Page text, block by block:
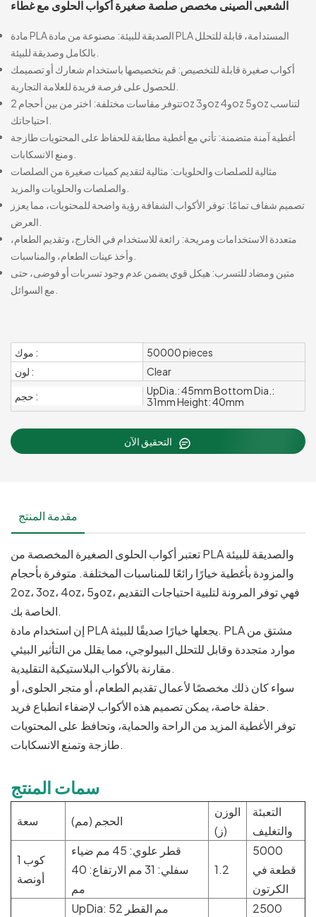
الشعبى الصينى مخصص صلصة صغيرة أكواب الحلوى مع غطاء
مادة PLA الصديقة للبيئة: مصنوعة من مادة PLA المستدامة، قابلة للتحلل
أكواب صغيرة قابلة للتخصيص: قم بتخصيصها باستخدام شعارك أو تصميمك
تتوفر مقاسات مختلفة: اختر من بين أحجام 2oz و3oz و4oz و5oz لتناسب
أغطية آمنة متضمنة: تأتي مع أغطية مطابقة للحفاظ على المحتويات طازجة
مثالية للصلصات والحلويات: مثالية لتقديم كميات صغيرة من الصلصات
تصميم شفاف تمامًا: توفر الأكواب الشفافة رؤية واضحة للمحتويات، مما يعزز
متعددة الاستخدامات ومريحة: رائعة للاستخدام في الخارج، وتقديم الطعام،
متين ومضاد للتسرب: هيكل قوي يضمن عدم وجود تسربات أو فوضى، حتى
موك :
50000 pieces
لون :
Clear
حجم :
UpDia.: 45mm Bottom Dia.:
31mm Height: 40mm
مقدمة المنتج
تعتبر أكواب الحلوى الصغيرة المخصصة من PLA والصديقة للبيئة
والمزودة بأغطية خيارًا رائعًا للمناسبات المختلفة. متوفرة بأحجام
2oz، 3oz، 4oz، و5oz، فهي توفر المرونة لتلبية احتياجات التقديم
الخاصة بك.
إن استخدام مادة PLA يجعلها خيارًا صديقًا للبيئة. PLA مشتق من
موارد متجددة وقابل للتحلل البيولوجي، مما يقلل من التأثير البيئي
مقارنة بالأكواب البلاستيكية التقليدية.
سواء كان ذلك مخصصًا لأعمال تقديم الطعام، أو متجر الحلوى، أو
حفلة خاصة، يمكن تصميم هذه الأكواب لإضفاء انطباع فريد.
توفر الأغطية المزيد من الراحة والحماية، وتحافظ على المحتويات
طازجة وتمنع الانسكابات.
سمات المنتج
سعة الحجم (مم)
الوزن
(ز)
التعبئة
والتغليف
كوب 1
أونصة
قطر علوي: 45 مم ضياء
سفلي: 31 مم الارتفاع: 40
مم
1.2
5000
قطعة في
الكرتون
UpDia: 52 مم القطر
2500